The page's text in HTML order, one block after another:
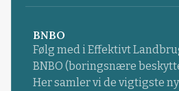
BNBO
Følg med i Effektivt
BNBO (boringsnære
Her samler vi de vigtigste